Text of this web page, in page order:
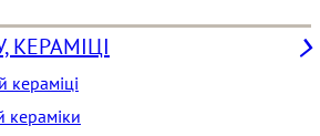
КЕРАМІЦІ
кераміці
кераміки